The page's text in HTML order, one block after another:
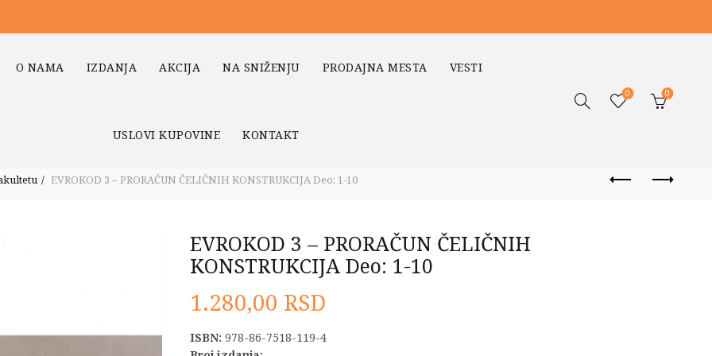
O NAMA IZDANJA AKCIJA NA SNIŽENJU PRODAJNA MESTA VESTI
USLOVI KUPOVINE KONTAKT
0 0
EVROKOD 3 – PRORAČUN ČELIČNIH KONSTRUKCIJA Deo: 1-10
EVROKOD 3 – PRORAČUN ČELIČNIH
KONSTRUKCIJA Deo: 1-10
1.280,00 RSD
ISBN: 978-86-7518-119-4